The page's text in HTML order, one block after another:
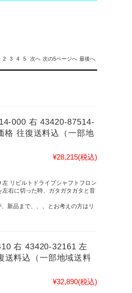
2 3 4 5 次へ 次の5ページへ 最後へ
000 右 43420-87514-
格 往復送料込（一部地
¥28,215(税込)
リビルトドライブシャフトフロン
右に切った時、ガタガタガタと音
品まで、、、とお考えの方はリ
右 43420-32161 左
送料込（一部地域送料
¥32,890(税込)